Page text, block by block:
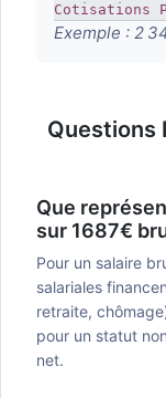
Cotisations
Exemple : 2
Questions
Que
sur 1687€
Pour un salaire
salariales
retraite,
pour un statut
net.